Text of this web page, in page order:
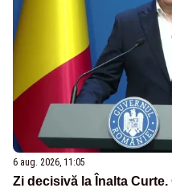
6 aug. 2026, 11:05
Zi decisivă la Înalta